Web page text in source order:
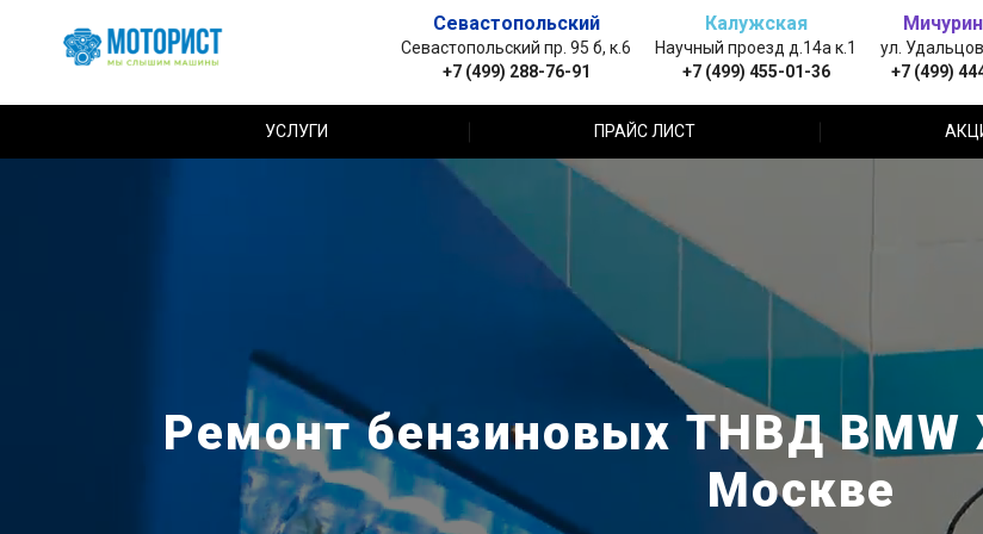
Севастопольский
Севастопольский пр. 95 б, к.6
+7 (499) 288-76-91
Калужская
Научный проезд д.14а к.1
+7 (499) 455-01-36
ул.
+7 (499)
УСЛУГИ ПРАЙС ЛИСТ
Ремонт бензиновых ТНВД
Москве